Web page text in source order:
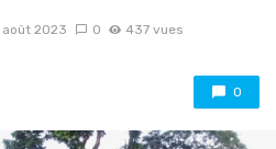
août 2023 0 437 vues
0